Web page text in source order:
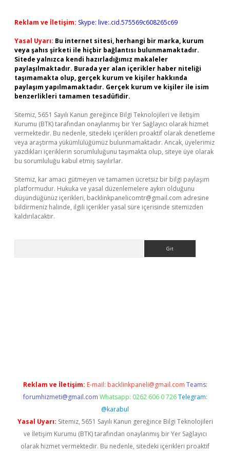
Reklam ve İletişim: Skype: live:.cid.575569c608265c69
Yasal Uyarı: Bu internet sitesi, herhangi bir marka, kurum
veya şahıs şirketi ile hiçbir bağlantısı bulunmamaktadır.
Sitede yalnızca kendi hazırladığımız makaleler
paylaşılmaktadır. Burada yer alan içerikler haber niteliği
taşımamakta olup, gerçek kurum ve kişiler hakkında
paylaşım yapılmamaktadır. Gerçek kurum ve kişiler ile isim
benzerlikleri tamamen tesadüfidir.
Sitemiz, 5651 Sayılı Kanun gereğince Bilgi Teknolojileri ve İletişim
Kurumu (BTK) tarafından onaylanmış bir Yer Sağlayıcı olarak hizmet
vermektedir. Bu nedenle, sitedeki içerikleri proaktif olarak denetleme
veya araştırma yükümlülüğümüz bulunmamaktadır. Ancak, üyelerimiz
yazdıkları içeriklerin sorumluluğunu taşımakta olup, siteye üye olarak
bu sorumluluğu kabul etmiş sayılırlar.
Sitemiz, kar amacı gütmeyen ve tamamen ücretsiz bir bilgi paylaşım
platformudur. Hukuka ve yasal düzenlemelere aykırı olduğunu
düşündüğünüz içerikleri, backlinkpanelicomtr@gmail.com adresine
bildirmeniz halinde, ilgili içerikler yasal süre içerisinde sitemizden
kaldırılacaktır.
Reklam ve İletişim: E-mail: backlinkpaneli@gmail.com Teams:
forumhizmeti@gmail.com Whatsapp: 0262 606 0 726 Telegram:
@karabul
Yasal Uyarı: Sitemiz, 5651 Sayılı Kanun gereğince Bilgi Teknolojileri
ve İletişim Kurumu (BTK) tarafından onaylanmış bir Yer Sağlayıcı
olarak hizmet vermektedir. Bu nedenle, sitedeki içerikleri proaktif